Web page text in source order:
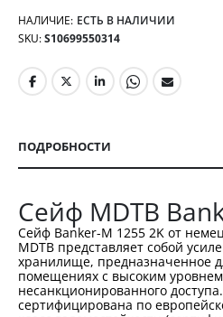
НАЛИЧИЕ: ЕСТЬ В НАЛИЧИИ
SKU S10699550314
ПОДРОБНОСТИ
Сейф MDTB
Сейф Banker-M 1255 2K от
MDTB представляет собой
хранилище, предназначенное
помещениях с высоким
несанкционированного
сертифицирована по